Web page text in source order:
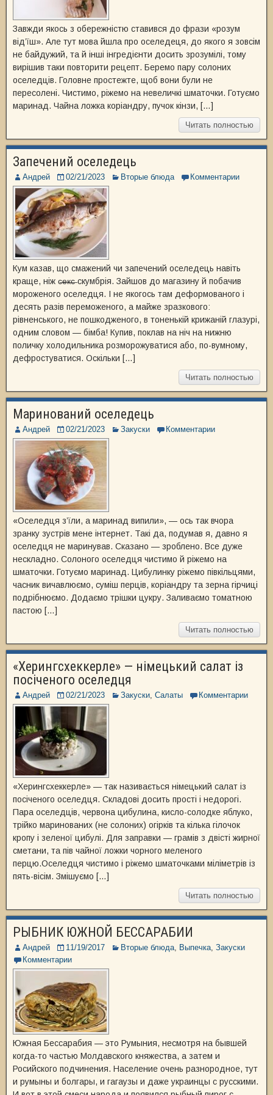
Завжди якось з обережністю ставився до фрази «розум
від’їш». Але тут мова йшла про оселедеця, до якого я зовсім
не байдужий, та й інші інгредієнти досить зрозумілі, тому
вирішив таки повторити рецепт. Беремо пару солоних
оселедців. Головне простежте, щоб вони були не
пересолені. Чистимо, ріжемо на невеличкі шматочки. Готуємо
маринад. Чайна ложка коріандру, пучок кінзи, […]
Читать полностью
Запечений оселедець
Андрей 02/21/2023 Вторые блюда Комментарии
Кум казав, що смажений чи запечений оселедець навіть
краще, ніж с̶е̶к̶с̶ скумбрія. Зайшов до магазину й побачив
мороженого оселедця. І не якогось там деформованого і
десять разів переможеного, а майже зразкового:
рівненського, не пошкодженого, в тоненькій крижаній глазурі,
одним словом — бімба! Купив, поклав на ніч на нижню
поличку холодильника розморожуватися або, по-вумному,
дефростуватися. Оскільки […]
Читать полностью
Маринований оселедець
Андрей 02/21/2023 Закуски Комментарии
«Оселедця з’їли, а маринад випили», — ось так вчора
зранку зустрів мене інтернет. Такі да, подумав я, давно я
оселедця не маринував. Сказано — зроблено. Все дуже
нескладно. Солоного оселедця чистимо й ріжемо на
шматочки. Готуємо маринад. Цибулинку ріжемо півкільцями,
часник вичавлюємо, суміш перців, коріандру та зерна гірчиці
подрібнюємо. Додаємо трішки цукру. Заливаємо томатною
пастою […]
Читать полностью
«Херингсхеккерле» — німецький салат із
посіченого оселедця
Андрей 02/21/2023 Закуски, Салаты Комментарии
«Херингсхеккерле» — так називається німецький салат із
посіченого оселедця. Складові досить прості і недорогі.
Пара оселедців, червона цибулина, кисло-солодке яблуко,
трійко маринованих (не солоних) огірків та кілька гілочок
кропу і зеленої цибулі. Для заправки — грамів з двісті жирної
сметани, та пів чайної ложки чорного меленого
перцю.Оселедця чистимо і ріжемо шматочками міліметрів із
пять-вісім. Змішуємо […]
Читать полностью
РЫБНИК ЮЖНОЙ БЕССАРАБИИ
Андрей 11/19/2017 Вторые блюда, Выпечка, Закуски
Комментарии
Южная Бессарабия — это Румыния, несмотря на бывшей
когда-то частью Молдавского княжества, а затем и
Росийского подчинения. Население очень разнородное, тут
и румыны и болгары, и гагаузы и даже украинцы с русскими.